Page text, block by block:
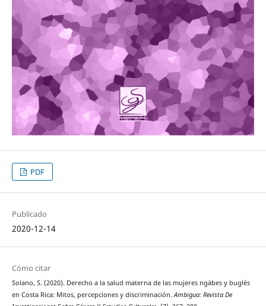
PDF
Publicado
2020-12-14
Cómo citar
Solano, S. (2020). Derecho a la salud materna de las mujeres ngäbes y buglés
en Costa Rica: Mitos, percepciones y discriminación.Ambigua: Revista De